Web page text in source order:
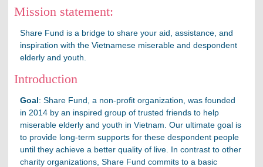
Mission statement:
Share Fund is a bridge to share your aid, assistance, and
inspiration with the Vietnamese miserable and despondent
elderly and youth.
Introduction
Goal: Share Fund, a non-profit organization, was founded
in 2014 by an inspired group of trusted friends to help
miserable elderly and youth in Vietnam. Our ultimate goal is
to provide long-term supports for these despondent people
until they achieve a better quality of live. In contrast to other
charity organizations, Share Fund commits to a basic